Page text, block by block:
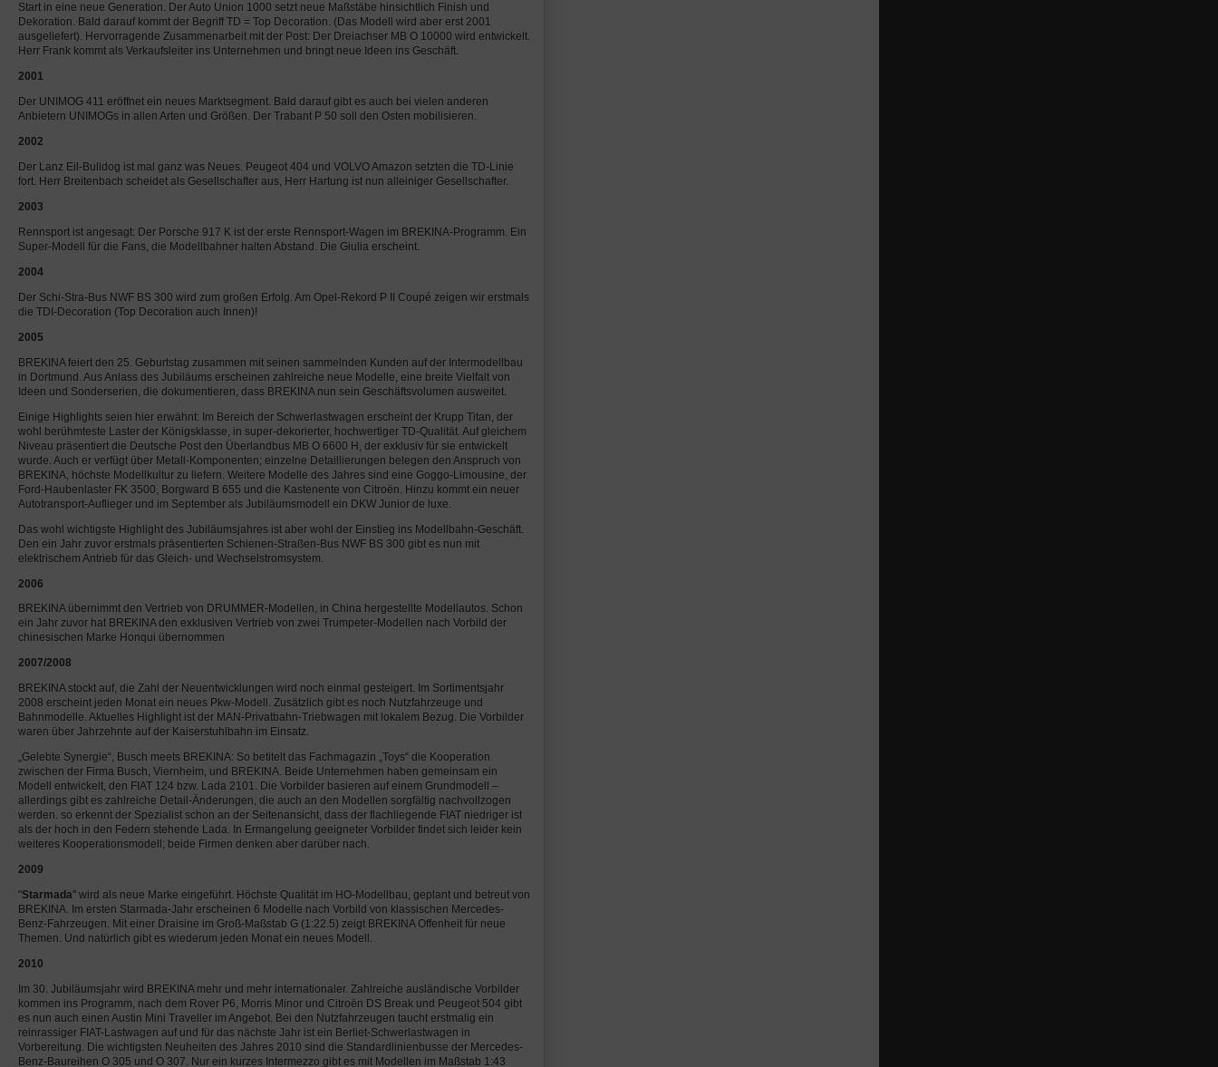
Start in eine neue Generation. Der Auto Union 1000 setzt neue Maßstäbe hinsichtlich Finish und
Dekoration. Bald darauf kommt der Begriff TD = Top Decoration. (Das Modell wird aber erst 2001
ausgeliefert). Hervorragende Zusammenarbeit mit der Post: Der Dreiachser MB O 10000 wird entwickelt.
Herr Frank kommt als Verkaufsleiter ins Unternehmen und bringt neue Ideen ins Geschäft.
2001
Der UNIMOG 411 eröffnet ein neues Marktsegment. Bald darauf gibt es auch bei vielen anderen
Anbietern UNIMOGs in allen Arten und Größen. Der Trabant P 50 soll den Osten mobilisieren.
2002
Der Lanz Eil-Bulldog ist mal ganz was Neues. Peugeot 404 und VOLVO Amazon setzten die TD-Linie
fort. Herr Breitenbach scheidet als Gesellschafter aus, Herr Hartung ist nun alleiniger Gesellschafter.
2003
Rennsport ist angesagt: Der Porsche 917 K ist der erste Rennsport-Wagen im BREKINA-Programm. Ein
Super-Modell für die Fans, die Modellbahner halten Abstand. Die Giulia erscheint.
2004
Der Schi-Stra-Bus NWF BS 300 wird zum großen Erfolg. Am Opel-Rekord P II Coupé zeigen wir erstmals
die TDI-Decoration (Top Decoration auch Innen)!
2005
BREKINA feiert den 25. Geburtstag zusammen mit seinen sammelnden Kunden auf der Intermodellbau
in Dortmund. Aus Anlass des Jubiläums erscheinen zahlreiche neue Modelle, eine breite Vielfalt von
Ideen und Sonderserien, die dokumentieren, dass BREKINA nun sein Geschäftsvolumen ausweitet.
Einige Highlights seien hier erwähnt: Im Bereich der Schwerlastwagen erscheint der Krupp Titan, der
wohl berühmteste Laster der Königsklasse, in super-dekorierter, hochwertiger TD-Qualität. Auf gleichem
Niveau präsentiert die Deutsche Post den Überlandbus MB O 6600 H, der exklusiv für sie entwickelt
wurde. Auch er verfügt über Metall-Komponenten; einzelne Detaillierungen belegen den Anspruch von
BREKINA, höchste Modellkultur zu liefern. Weitere Modelle des Jahres sind eine Goggo-Limousine, der
Ford-Haubenlaster FK 3500, Borgward B 655 und die Kastenente von Citroën. Hinzu kommt ein neuer
Autotransport-Auflieger und im September als Jubiläumsmodell ein DKW Junior de luxe.
Das wohl wichtigste Highlight des Jubiläumsjahres ist aber wohl der Einstieg ins Modellbahn-Geschäft.
Den ein Jahr zuvor erstmals präsentierten Schienen-Straßen-Bus NWF BS 300 gibt es nun mit
elektrischem Antrieb für das Gleich- und Wechselstromsystem.
2006
BREKINA übernimmt den Vertrieb von DRUMMER-Modellen, in China hergestellte Modellautos. Schon
ein Jahr zuvor hat BREKINA den exklusiven Vertrieb von zwei Trumpeter-Modellen nach Vorbild der
chinesischen Marke Honqui übernommen
2007/2008
BREKINA stockt auf, die Zahl der Neuentwicklungen wird noch einmal gesteigert. Im Sortimentsjahr
2008 erscheint jeden Monat ein neues Pkw-Modell. Zusätzlich gibt es noch Nutzfahrzeuge und
Bahnmodelle. Aktuelles Highlight ist der MAN-Privatbahn-Triebwagen mit lokalem Bezug. Die Vorbilder
waren über Jahrzehnte auf der Kaiserstuhlbahn im Einsatz.
„Gelebte Synergie“, Busch meets BREKINA: So betitelt das Fachmagazin „Toys“ die Kooperation
zwischen der Firma Busch, Viernheim, und BREKINA. Beide Unternehmen haben gemeinsam ein
Modell entwickelt, den FIAT 124 bzw. Lada 2101. Die Vorbilder basieren auf einem Grundmodell –
allerdings gibt es zahlreiche Detail-Änderungen, die auch an den Modellen sorgfältig nachvollzogen
werden. so erkennt der Spezialist schon an der Seitenansicht, dass der flachliegende FIAT niedriger ist
als der hoch in den Federn stehende Lada. In Ermangelung geeigneter Vorbilder findet sich leider kein
weiteres Kooperationsmodell; beide Firmen denken aber darüber nach.
2009
"Starmada" wird als neue Marke eingeführt. Höchste Qualität im HO-Modellbau, geplant und betreut von
BREKINA. Im ersten Starmada-Jahr erscheinen 6 Modelle nach Vorbild von klassischen Mercedes-
Benz-Fahrzeugen. Mit einer Draisine im Groß-Maßstab G (1:22.5) zeigt BREKINA Offenheit für neue
Themen. Und natürlich gibt es wiederum jeden Monat ein neues Modell.
2010
Im 30. Jubiläumsjahr wird BREKINA mehr und mehr internationaler. Zahlreiche ausländische Vorbilder
kommen ins Programm, nach dem Rover P6, Morris Minor und Citroën DS Break und Peugeot 504 gibt
es nun auch einen Austin Mini Traveller im Angebot. Bei den Nutzfahrzeugen taucht erstmalig ein
reinrassiger FIAT-Lastwagen auf und für das nächste Jahr ist ein Berliet-Schwerlastwagen in
Vorbereitung. Die wichtigsten Neuheiten des Jahres 2010 sind die Standardlinienbusse der Mercedes-
Benz-Baureihen O 305 und O 307. Nur ein kurzes Intermezzo gibt es mit Modellen im Maßstab 1:43